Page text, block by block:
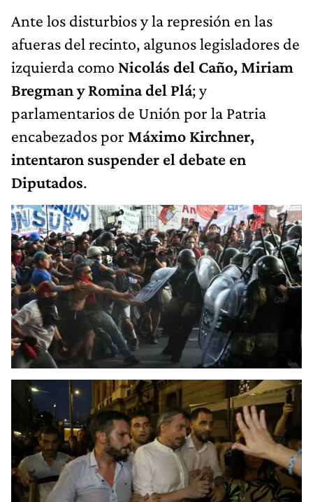
Ante los disturbios y la represión en las
afueras del recinto, algunos legisladores de
izquierda como Nicolás del Caño, Miriam
Bregman y Romina del Plá; y
parlamentarios de Unión por la Patria
encabezados por Máximo Kirchner,
intentaron suspender el debate en
Diputados.